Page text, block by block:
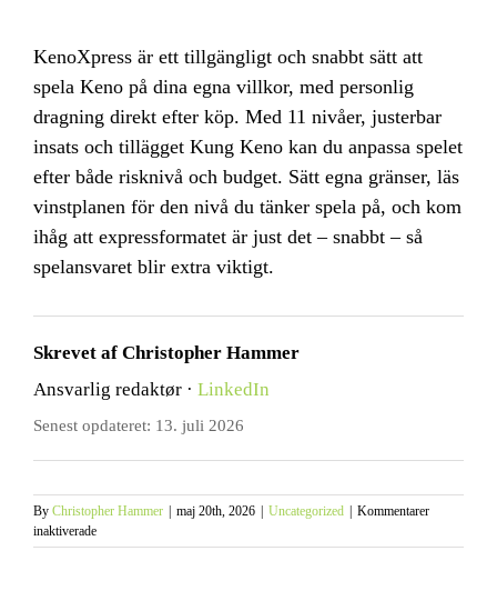
KenoXpress är ett tillgängligt och snabbt sätt att
spela Keno på dina egna villkor, med personlig
dragning direkt efter köp. Med 11 nivåer, justerbar
insats och tillägget Kung Keno kan du anpassa spelet
efter både risknivå och budget. Sätt egna gränser, läs
vinstplanen för den nivå du tänker spela på, och kom
ihåg att expressformatet är just det – snabbt – så
spelansvaret blir extra viktigt.
Skrevet af Christopher Hammer
Ansvarlig redaktør · LinkedIn
Senest opdateret: 13. juli 2026
By Christopher Hammer | maj 20th, 2026 | Uncategorized | Kommentarer
inaktiveradeför
Vad